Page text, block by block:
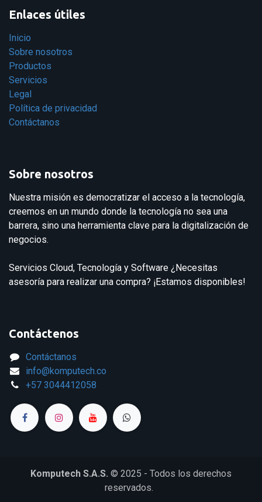
Enlaces útiles
Inicio
Sobre nosotros
Productos
Servicios
Legal
Política de privacidad
Contáctanos
Sobre nosotros
Nuestra misión es democratizar el acceso a la tecnología,
creemos en un mundo donde la tecnología no sea una
barrera, sino una herramienta clave para la digitalización de
negocios.
Servicios Cloud, Tecnología y Software ¿Necesitas
asesoría para realizar una compra? ¡Estamos disponibles!
Contáctenos
Contáctanos
info@komputech.co
+57 3044412058
Komputech S.A.S. © 2025 - Todos los derechos
reservados.